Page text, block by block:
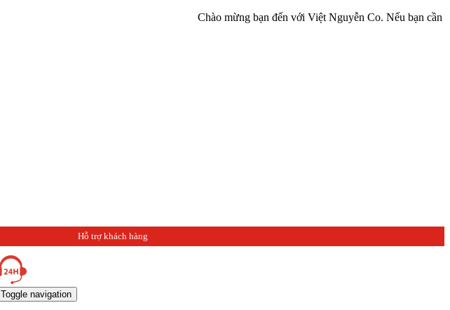
Chào mừng bạn đến với Việt Nguyễn Co. Nếu bạn cần giúp đỡ
Hỗ trợ khách hàng
Toggle navigation